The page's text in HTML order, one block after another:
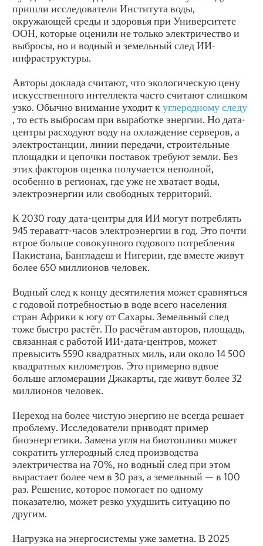
пришли исследователи Института воды,
окружающей среды и здоровья при Университете
ООН, которые оценили не только электричество и
выбросы, но и водный и земельный след ИИ-
инфраструктуры.
Авторы доклада считают, что экологическую цену
искусственного интеллекта часто считают слишком
узко. Обычно внимание уходит куглеродному следу
, то есть выбросам при выработке энергии. Но дата-
центры расходуют воду на охлаждение серверов, а
электростанции, линии передачи, строительные
площадки и цепочки поставок требуют земли. Без
этих факторов оценка получается неполной,
особенно в регионах, где уже не хватает воды,
электроэнергии или свободных территорий.
К 2030 году дата-центры для ИИ могут потреблять
945 тераватт-часов электроэнергии в год. Это почти
втрое больше совокупного годового потребления
Пакистана, Бангладеш и Нигерии, где вместе живут
более 650 миллионов человек.
Водный след к концу десятилетия может сравняться
с годовой потребностью в воде всего населения
стран Африки к югу от Сахары. Земельный след
тоже быстро растёт. По расчётам авторов, площадь,
связанная с работой ИИ-дата-центров, может
превысить 5590 квадратных миль, или около 14 500
квадратных километров. Это примерно вдвое
больше агломерации Джакарты, где живут более 32
миллионов человек.
Переход на более чистую энергию не всегда решает
проблему. Исследователи приводят пример
биоэнергетики. Замена угля на биотопливо может
сократить углеродный след производства
электричества на 70%, но водный след при этом
вырастает более чем в 30 раз, а земельный — в 100
раз. Решение, которое помогает по одному
показателю, может резко ухудшить ситуацию по
другим.
Нагрузка на энергосистемы уже заметна. В 2025